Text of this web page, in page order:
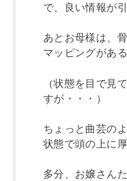
で、良い情報が
あとお母様は、
マッピングがあ
（状態を目で見
すが・・・）
ちょっと曲芸の
状態で頭の上に
多分、お嬢さん